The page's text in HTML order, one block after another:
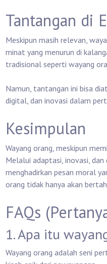
Tantangan di
Meskipun masih relevan,
minat yang menurun di
tradisional seperti wayang
Namun, tantangan ini bisa
digital, dan inovasi dalam
Kesimpulan
Wayang orang, meskipun
Melalui adaptasi, inovasi, dan
menghadirkan pesan moral
orang tidak hanya akan
FAQs
1. Apa itu
Wayang orang adalah seni